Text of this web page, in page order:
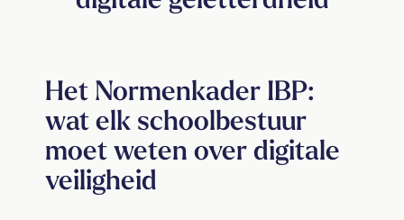
Het Normenkader IBP:
wat elk schoolbestuur
moet weten over digitale
veiligheid